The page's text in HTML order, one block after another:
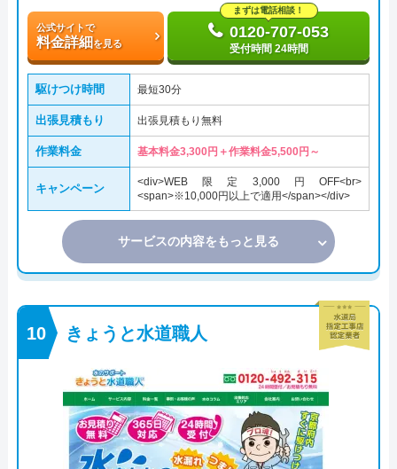
公式サイトで
料金詳細を見る
まずは電話相談！
0120-707-053
受付時間 24時間
駆けつけ時間 最短30分
出張見積もり 出張見積もり無料
作業料金 基本料金3,300円＋作業料金5,500円～
キャンペーン
<div>WEB限定3,000円OFF<br>
<span>※10,000円以上で適用</span></div>
サービスの内容をもっと見る
きょうと水道職人